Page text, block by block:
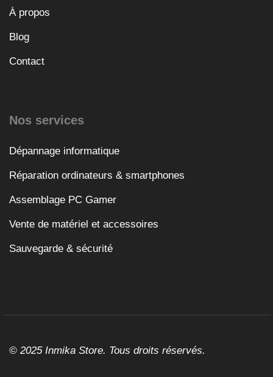
À propos
Blog
Contact
Nos services
Dépannage informatique
Réparation ordinateurs & smartphones
Assemblage PC Gamer
Vente de matériel et accessoires
Sauvegarde & sécurité
© 2025 Inmika Store. Tous droits réservés.